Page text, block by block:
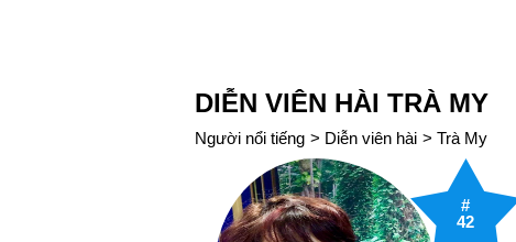
DIỄN VIÊN HÀI TRÀ MY
Người nổi tiếng > Diễn viên hài > Trà My
#
42